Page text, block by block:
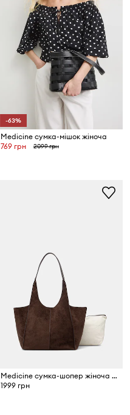
-63%
Medicine сумка-мішок жіноча
769 грн
2099 грн
Medicine сумка-шопер жіноча з імітації замші
1999 грн